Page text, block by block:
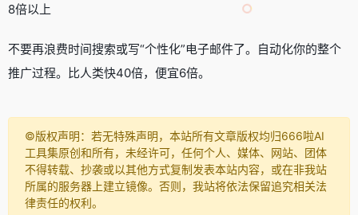
8倍以上
不要再浪费时间搜索或写“个性化”电子邮件了。自动化你的整个
推广过程。比人类快40倍，便宜6倍。
©️版权声明：若无特殊声明，本站所有文章版权均归666啦AI
工具集原创和所有，未经许可，任何个人、媒体、网站、团体
不得转载、抄袭或以其他方式复制发表本站内容，或在非我站
所属的服务器上建立镜像。否则，我站将依法保留追究相关法
律责任的权利。